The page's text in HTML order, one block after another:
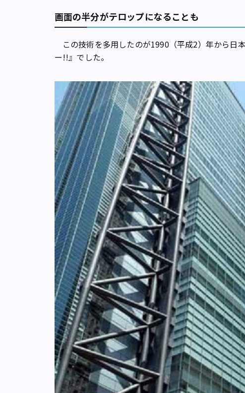
画面の半分がテロップになることも
この技術を多用したのが1990（平成2）年から日
ー!!』でした。